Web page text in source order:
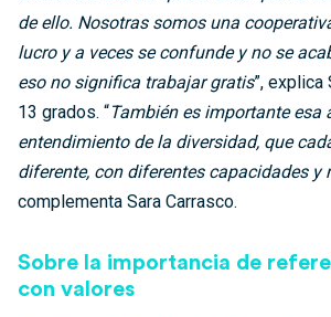
de ello. Nosotras somos una
lucro y a veces se confunde y no se
eso no significa trabajar gratis”,
13 grados. “También es importante esa
entendimiento de la diversidad, que
diferente, con diferentes capacidades y
complementa Sara Carrasco.
Sobre la importancia de
con valores